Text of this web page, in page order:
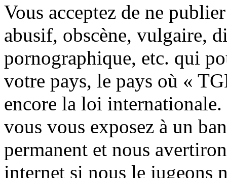
Vous acceptez de ne
abusif, obscène, vulgaire,
pornographique, etc. qui
votre pays, le pays où «
encore la loi internationale.
vous vous exposez à un
permanent et nous
internet si nous le jugeons